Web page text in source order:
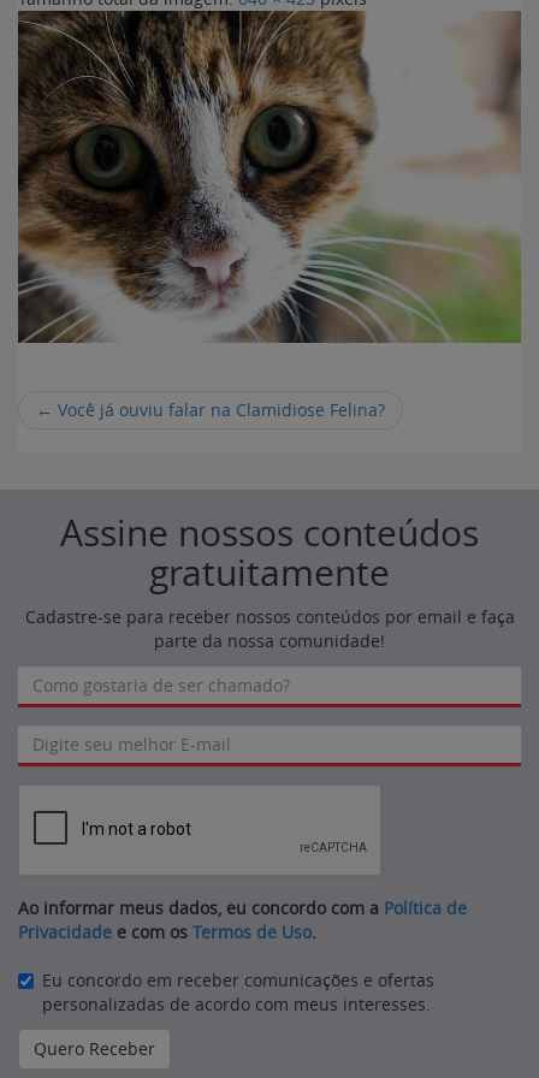
← Você já ouviu falar na Clamidiose Felina?
Assine nossos conteúdos
gratuitamente
Cadastre-se para receber nossos conteúdos por email e faça
parte da nossa comunidade!
Ao informar meus dados, eu concordo com a Política de
Privacidade e com os Termos de Uso.
Eu concordo em receber comunicações e ofertas
personalizadas de acordo com meus interesses.